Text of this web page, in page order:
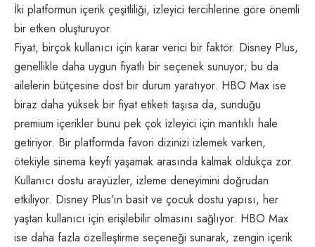
İki platformun içerik çeşitliliği, izleyici tercihlerine göre önemli
bir etken oluşturuyor.
Fiyat, birçok kullanıcı için karar verici bir faktör. Disney Plus,
genellikle daha uygun fiyatlı bir seçenek sunuyor; bu da
ailelerin bütçesine dost bir durum yaratıyor. HBO Max ise
biraz daha yüksek bir fiyat etiketi taşısa da, sunduğu
premium içerikler bunu pek çok izleyici için mantıklı hale
getiriyor. Bir platformda favori dizinizi izlemek varken,
ötekiyle sinema keyfi yaşamak arasında kalmak oldukça zor.
Kullanıcı dostu arayüzler, izleme deneyimini doğrudan
etkiliyor. Disney Plus’ın basit ve çocuk dostu yapısı, her
yaştan kullanıcı için erişilebilir olmasını sağlıyor. HBO Max
ise daha fazla özelleştirme seçeneği sunarak, zengin içerik